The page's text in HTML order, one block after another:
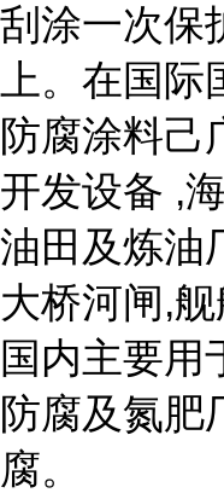
刮涂一次保
上。在国
防腐涂料己
开发设备 ,
油田及炼油
大桥河闸,
国内主要用
防腐及氮肥
腐。